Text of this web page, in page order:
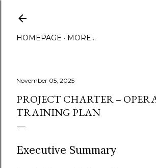
HOMEPAGE MORE…
November 05, 2025
PROJECT CHARTER –
TRAINING PLAN
Executive Summary